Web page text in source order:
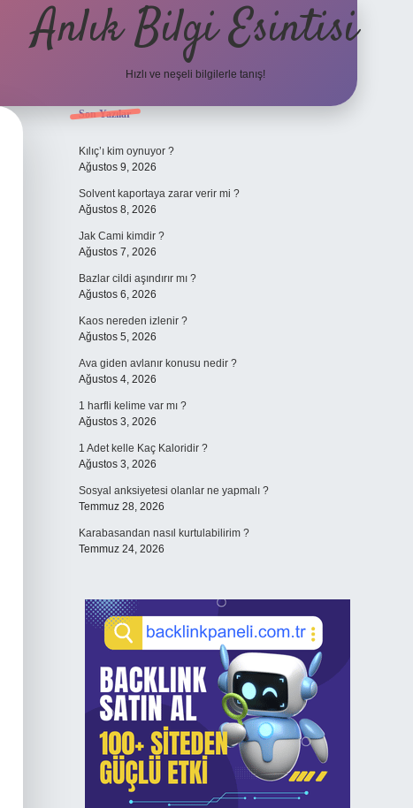
Anlık Bilgi Esintisi
Hızlı ve neşeli bilgilerle tanış!
Sidebar
Son Yazılar
Kılıç’ı kim oynuyor ?
Ağustos 9, 2026
Solvent kaportaya zarar verir mi ?
Ağustos 8, 2026
Jak Cami kimdir ?
Ağustos 7, 2026
Bazlar cildi aşındırır mı ?
Ağustos 6, 2026
Kaos nereden izlenir ?
Ağustos 5, 2026
Ava giden avlanır konusu nedir ?
Ağustos 4, 2026
1 harfli kelime var mı ?
Ağustos 3, 2026
1 Adet kelle Kaç Kaloridir ?
Ağustos 3, 2026
Sosyal anksiyetesi olanlar ne yapmalı ?
Temmuz 28, 2026
Karabasandan nasıl kurtulabilirim ?
Temmuz 24, 2026